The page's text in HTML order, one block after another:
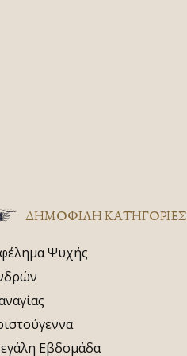
ΔΗΜΟΦΙΛΗ ΚΑΤΗΓΟΡΙΕΣ
Ψυχής
Εβδομάδα